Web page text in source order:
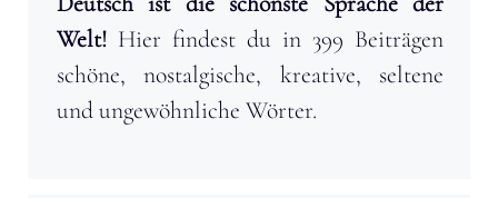
Welt! Hier findest du in 399 Beiträgen
schöne, nostalgische, kreative, seltene
und ungewöhnliche Wörter.